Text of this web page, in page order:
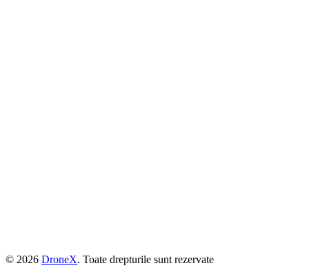
© 2026 DroneX. Toate drepturile sunt rezervate